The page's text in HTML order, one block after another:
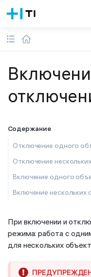
Содержание
Отключение одного
Отключение
Включение одного
Включение
При включении и
режима: работа с
для нескольких